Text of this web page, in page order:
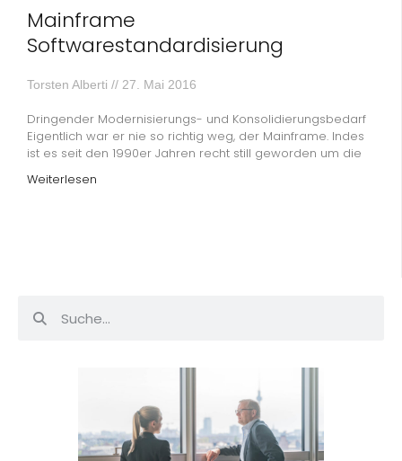
Mainframe
Softwarestandardisierung
Torsten Alberti 27. Mai 2016
Dringender Modernisierungs- und Konsolidierungsbedarf
Eigentlich war er nie so richtig weg, der Mainframe. Indes
ist es seit den 1990er Jahren recht still geworden um die
Weiterlesen